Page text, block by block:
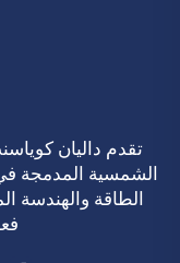
تقدم داليان
الطاقة والهندسة